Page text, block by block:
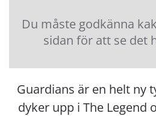
Du måste godkänna
sidan för att se det
Guardians är en helt ny
dyker upp i The Legend